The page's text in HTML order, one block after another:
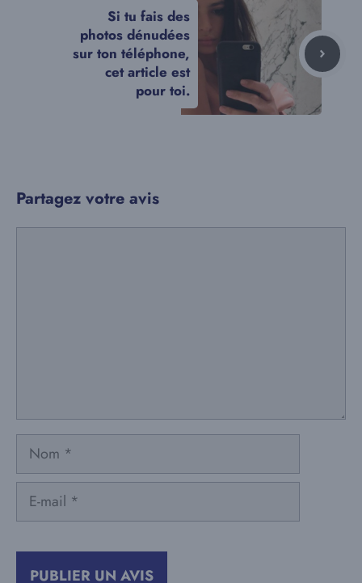
Si tu fais des
photos dénudées
sur ton téléphone,
cet article est
pour toi.
Partagez votre avis
Nom
mail